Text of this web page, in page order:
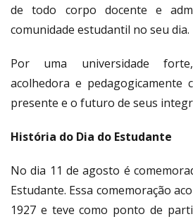
de todo corpo docente e
comunidade estudantil no seu dia.
Por uma universidade forte,
acolhedora e pedagogicamente
presente e o futuro de seus
História do Dia do Estudante
No dia 11 de agosto é
Estudante. Essa comemoração
1927 e teve como ponto de